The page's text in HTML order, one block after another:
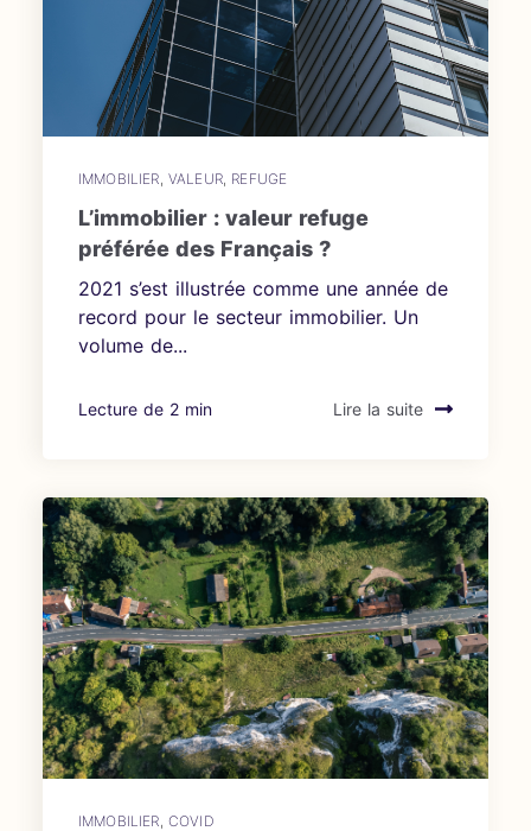
IMMOBILIER VALEUR, REFUGE
L’immobilier : valeur refuge
préférée des Français ?
2021 s’est illustrée comme une année de
record pour le secteur immobilier. Un
volume de...
Lecture de 2 min Lire la suite
IMMOBILIER COVID